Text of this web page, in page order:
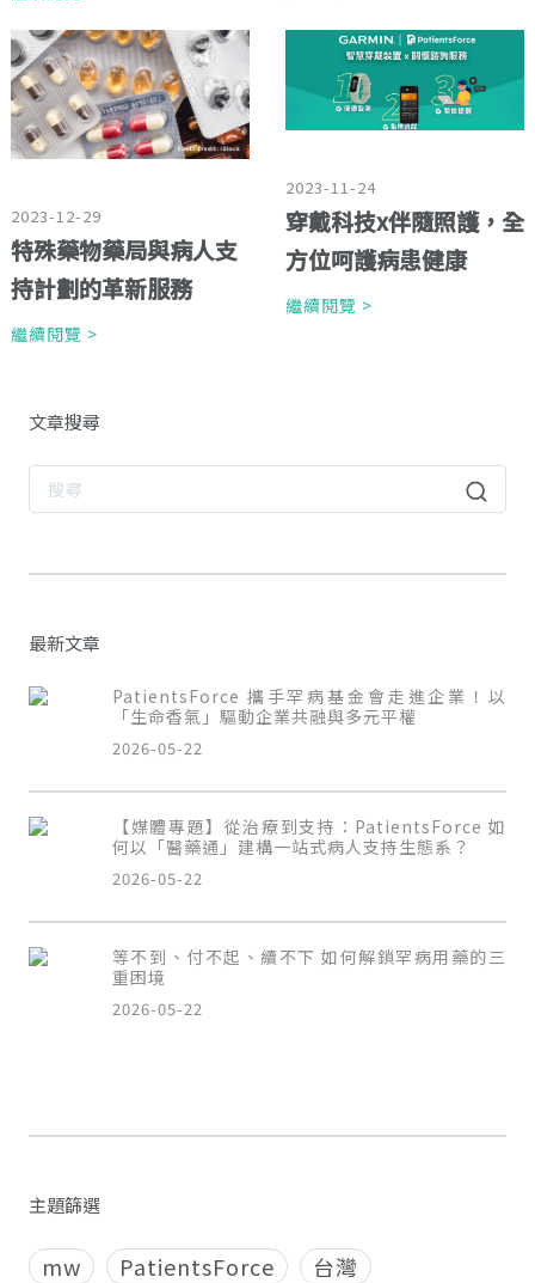
2023-12-29
特殊藥物藥局與病人支
持計劃的革新服務
繼續閱覽 >
2023-11-24
穿戴科技x伴隨照護，全
方位呵護病患健康
繼續閱覽 >
文章搜尋
最新文章
PatientsForce 攜手罕病基金會走進企業！以
「生命香氣」驅動企業共融與多元平權
2026-05-22
【媒體專題】從治療到支持：PatientsForce 如
何以「醫藥通」建構一站式病人支持生態系？
2026-05-22
等不到、付不起、續不下 如何解鎖罕病用藥的三
重困境
2026-05-22
主題篩選
mw PatientsForce
台灣